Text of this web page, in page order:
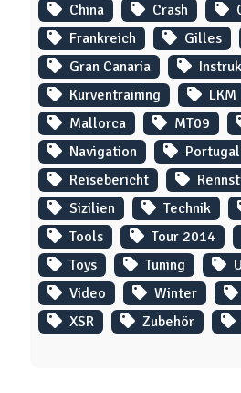
China
Crash
Frankreich
Gilles
Gran Canaria
Kurventraining
LKM
Mallorca
MT09
Navigation
Portugal
Reisebericht
Sizilien
Technik
Tools
Tour 2014
Toys
Tuning
Video
Winter
XSR
Zubehör